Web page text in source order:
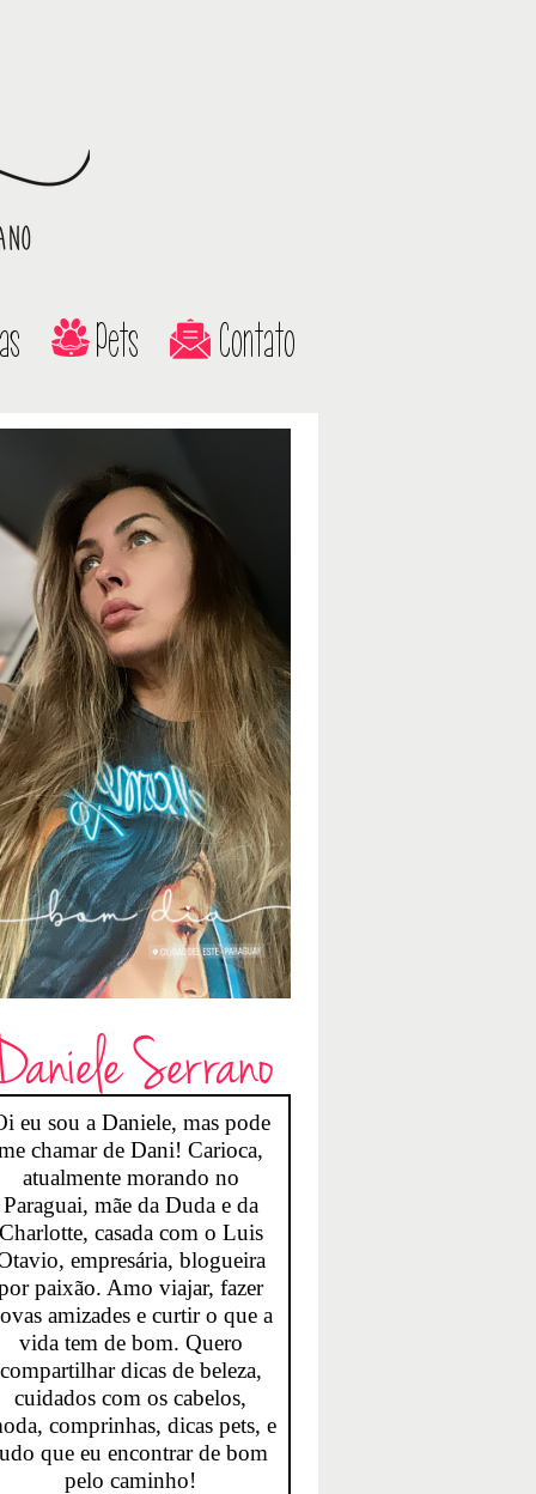
Pets Contato
Serrano
eu sou a Daniele, mas pode
chamar de Dani! Carioca,
atualmente morando no
Paraguai, mãe da Duda e da
casada com o Luis
empresária, blogueira
paixão. Amo viajar, fazer
amizades e curtir o que a
vida tem de bom. Quero
compartilhar dicas de beleza,
cuidados com os cabelos,
comprinhas, dicas pets, e
que eu encontrar de bom
pelo caminho!